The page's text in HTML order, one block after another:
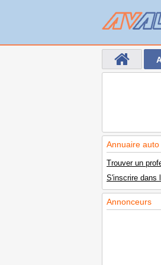
Annuaire auto
Trouver un
S'inscrire dans
Annonceurs